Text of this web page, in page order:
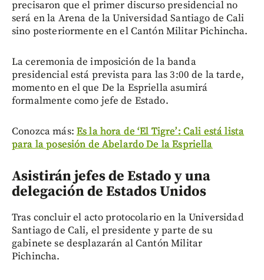
precisaron que el primer discurso presidencial no
será en la Arena de la Universidad Santiago de Cali
sino posteriormente en el Cantón Militar Pichincha.
La ceremonia de imposición de la banda
presidencial está prevista para las 3:00 de la tarde,
momento en el que De la Espriella asumirá
formalmente como jefe de Estado.
Conozca más: Es la hora de ‘El Tigre’: Cali está lista
para la posesión de Abelardo De la Espriella
Asistirán jefes de Estado y una
delegación de Estados Unidos
Tras concluir el acto protocolario en la Universidad
Santiago de Cali, el presidente y parte de su
gabinete se desplazarán al Cantón Militar
Pichincha.